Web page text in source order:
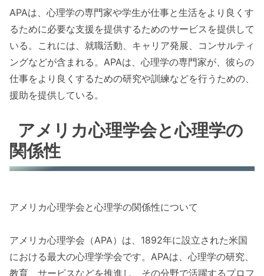
APAは、心理学の専門家や学生が仕事と生活をより良くす
るために必要な支援を提供するためのサービスを提供して
いる。これには、就職活動、キャリア発展、コンサルティ
ングなどが含まれる。APAは、心理学の専門家が、彼らの
仕事をより良くするための研究や訓練などを行うための、
援助を提供している。
アメリカ心理学会と心理学の
関係性
アメリカ心理学会と心理学の関係性について
アメリカ心理学会（APA）は、1892年に設立された米国
における最大の心理学学会です。APAは、心理学の研究、
教育、サービスなどを推進し、その分野で活躍するプロフ